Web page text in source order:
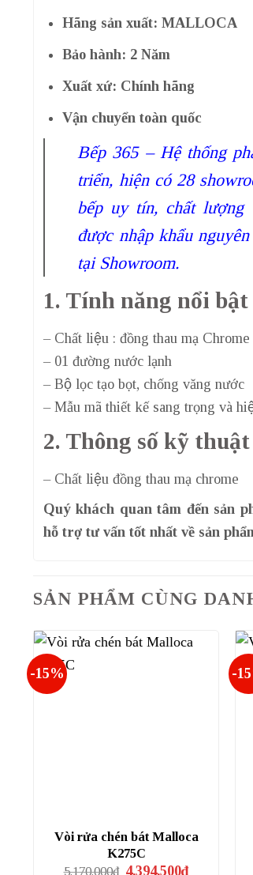
Hãng sản xuất: MALLOCA
Bảo hành: 2 Năm
Xuất xứ: Chính hãng
Vận chuyển toàn quốc
Bếp 365 – Hệ thống
triển, hiện có 28
bếp uy tín, chất lượng
được nhập khẩu
tại Showroom.
1. Tính năng nổi
– Chất liệu : đồng thau mạ Chrome
– 01 đường nước lạnh
– Bộ lọc tạo bọt, chống văng nước
– Mẫu mã thiết kế sang trọng và
2. Thông số kỹ
– Chất liệu đồng thau mạ chrome
Quý khách quan tâm đến sản
hỗ trợ tư vấn tốt nhất về sản
SẢN PHẨM CÙNG
-15%
Vòi rửa chén bát Malloca
K275C
5.170.000₫ Giá
4.394.500₫Giá
-